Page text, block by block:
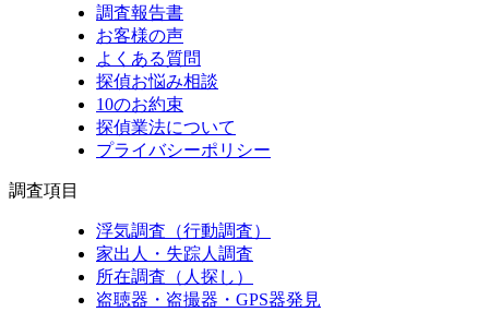
調査報告書
お客様の声
よくある質問
探偵お悩み相談
10のお約束
探偵業法について
プライバシーポリシー
調査項目
浮気調査（行動調査）
家出人・失踪人調査
所在調査（人探し）
盗聴器・盗撮器・GPS器発見